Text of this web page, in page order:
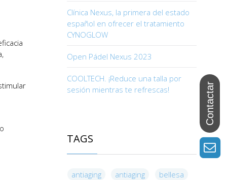
Clínica Nexus, la primera del estado
español en ofrecer el tratamiento
CYNOGLOW
Open Pádel Nexus 2023
COOLTECH. ¡Reduce una talla por
sesión mientras te refrescas!
TAGS
antiaging antiaging
bellesa